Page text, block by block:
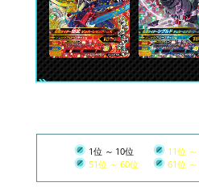
1位 ～ 10位 11位 ～
51位 ～ 60位
61位 ～